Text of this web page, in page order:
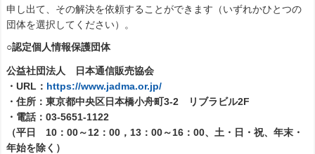
申し出て、その解決を依頼することができます（いずれかひとつの
団体を選択してください）。
○認定個人情報保護団体
公益社団法人 日本通信販売協会
・URL： https://www.jadma.or.jp/
・住所：東京都中央区日本橋小舟町3-2 リブラビル2F
・電話：03-5651-1122
（平日 10：00～12：00，13：00～16：00、土・日・祝、年末・
年始を除く）